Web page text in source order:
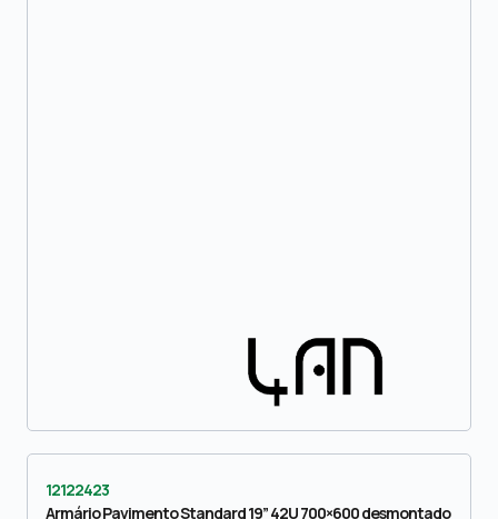
12122423
Armário Pavimento Standard 19” 42U 700×600 desmontado